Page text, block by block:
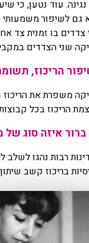
נגינה. עוד נטען, כי
גם לשיפור משמעותי
צדדים בו זמנית צד
שני הצדדים
הריכוז,
משפרת את
הריכוז בכל
איזה סוג
רבות נהגו לשלב
בריכוז קשב